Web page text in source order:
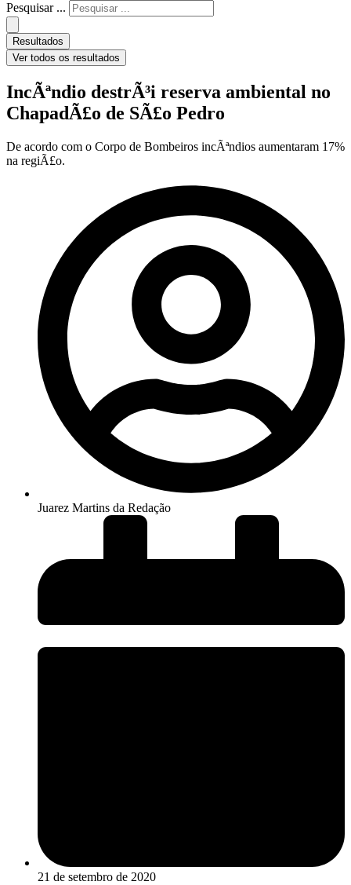
Pesquisar ...
Resultados
Ver todos os resultados
IncÃªndio destrÃ³i reserva ambiental no
ChapadÃ£o de SÃ£o Pedro
De acordo com o Corpo de Bombeiros incÃªndios aumentaram 17%
na regiÃ£o.
Juarez Martins da Redação
21 de setembro de 2020